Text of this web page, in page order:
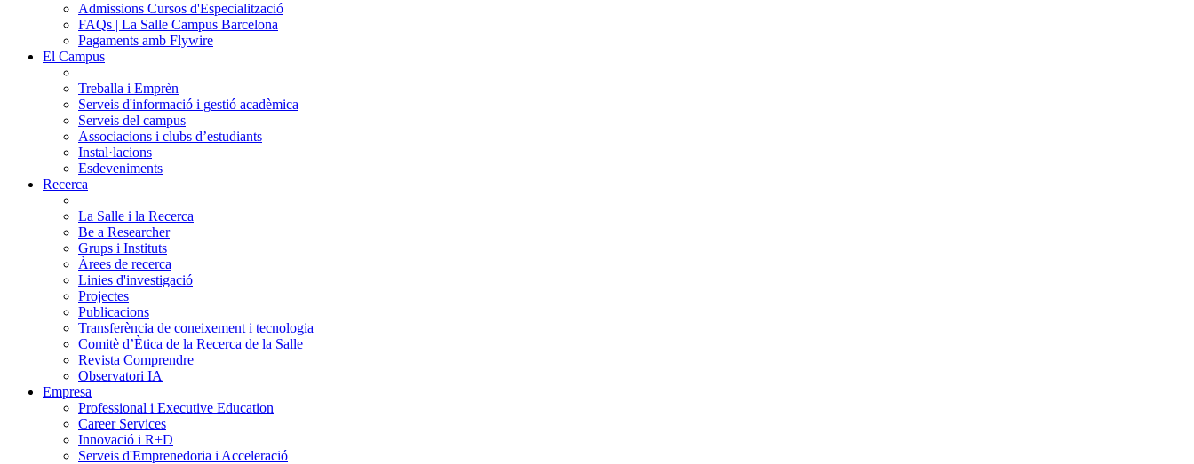
Admissions Cursos d'Especialització
FAQs | La Salle Campus Barcelona
Pagaments amb Flywire
El Campus
Treballa i Emprèn
Serveis d'informació i gestió acadèmica
Serveis del campus
Associacions i clubs d’estudiants
Instal·lacions
Esdeveniments
Recerca
La Salle i la Recerca
Be a Researcher
Grups i Instituts
Àrees de recerca
Linies d'investigació
Projectes
Publicacions
Transferència de coneixement i tecnologia
Comitè d’Ètica de la Recerca de la Salle
Revista Comprendre
Observatori IA
Empresa
Professional i Executive Education
Career Services
Innovació i R+D
Serveis d'Emprenedoria i Acceleració